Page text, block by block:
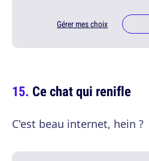
Gérer mes choix
Ce chat qui renifle
C'est beau internet, hein ?